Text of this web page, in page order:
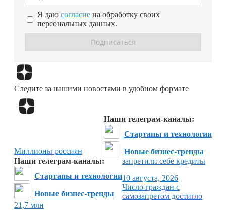
Я даю согласие на обработку своих
персональных данных.
Следите за нашими новостями в удобном формате
Наши телеграм-каналы:
Стартапы и технологии
Новые бизнес-тренды
Наши телеграм-каналы:
Стартапы и технологии
Новые бизнес-тренды
Миллионы россиян
запретили себе кредиты
10 августа, 2026
Число граждан с
самозапретом достигло
21,7 млн